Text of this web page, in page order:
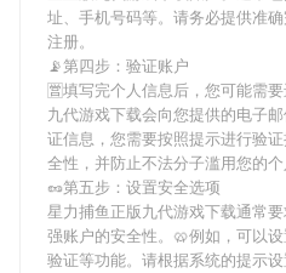
址、手机号码等。请务必提供准
注册。
📡第四步：验证账户
🈺填写完个人信息后，您可能需要
九代游戏下载会向您提供的电子
证信息，您需要按照提示进行验
全性，并防止不法分子滥用您的个
🥜第五步：设置安全选项
星力捕鱼正版九代游戏下载通常
强账户的安全性。🥨例如，可以
验证等功能。请根据系统的提示